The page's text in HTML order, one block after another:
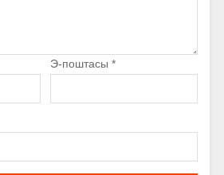
Э-поштасы *